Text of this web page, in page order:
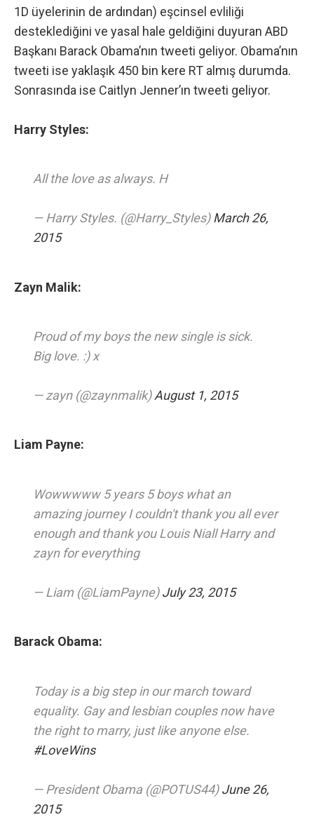
1D üyelerinin de ardından) eşcinsel evliliği
desteklediğini ve yasal hale geldiğini duyuran ABD
Başkanı Barack Obama’nın tweeti geliyor. Obama’nın
tweeti ise yaklaşık 450 bin kere RT almış durumda.
Sonrasında ise Caitlyn Jenner’ın tweeti geliyor.
Harry Styles:
All the love as always. H
— Harry Styles. (@Harry_Styles)March 26,
2015
Zayn Malik:
Proud of my boys the new single is sick.
Big love. :) x
— zayn (@zaynmalik)August 1, 2015
Liam Payne:
Wowwwww 5 years 5 boys what an
amazing journey I couldn't thank you all ever
enough and thank you Louis Niall Harry and
zayn for everything
— Liam (@LiamPayne)July 23, 2015
Barack Obama:
Today is a big step in our march toward
equality. Gay and lesbian couples now have
the right to marry, just like anyone else.
#LoveWins
— President Obama (@POTUS44)June 26,
2015